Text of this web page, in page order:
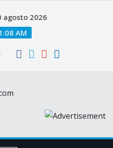
agosto 2026
AM